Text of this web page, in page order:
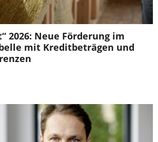
2026: Neue Förderung im
mit Kreditbeträgen und